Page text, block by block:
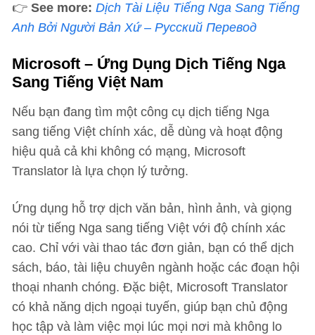
👉 See more: Dịch Tài Liệu Tiếng Nga Sang Tiếng
Anh Bởi Người Bản Xứ – Русский Перевод
Microsoft – Ứng Dụng Dịch Tiếng Nga
Sang Tiếng Việt Nam
Nếu bạn đang tìm một công cụ dịch tiếng Nga
sang tiếng Việt chính xác, dễ dùng và hoạt động
hiệu quả cả khi không có mạng, Microsoft
Translator là lựa chọn lý tưởng.
Ứng dụng hỗ trợ dịch văn bản, hình ảnh, và giọng
nói từ tiếng Nga sang tiếng Việt với độ chính xác
cao. Chỉ với vài thao tác đơn giản, bạn có thể dịch
sách, báo, tài liệu chuyên ngành hoặc các đoạn hội
thoại nhanh chóng. Đặc biệt, Microsoft Translator
có khả năng dịch ngoại tuyến, giúp bạn chủ động
học tập và làm việc mọi lúc mọi nơi mà không lo